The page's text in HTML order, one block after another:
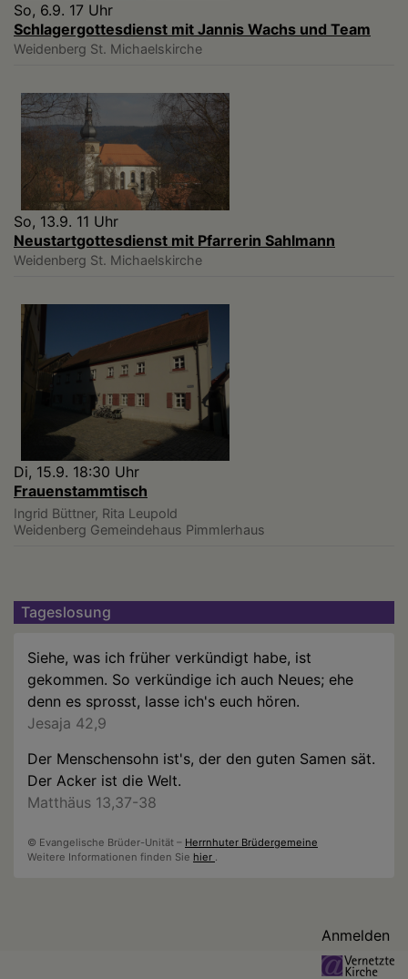
So, 6.9. 17 Uhr
Schlagergottesdienst mit Jannis Wachs und Team
Weidenberg St. Michaelskirche
So, 13.9. 11 Uhr
Neustartgottesdienst mit Pfarrerin Sahlmann
Weidenberg St. Michaelskirche
Di, 15.9. 18:30 Uhr
Frauenstammtisch
Ingrid Büttner, Rita Leupold
Weidenberg Gemeindehaus Pimmlerhaus
Tageslosung
Siehe, was ich früher verkündigt habe, ist
gekommen. So verkündige ich auch Neues; ehe
denn es sprosst, lasse ich's euch hören.
Jesaja 42,9
Der Menschensohn ist's, der den guten Samen sät.
Der Acker ist die Welt.
Matthäus 13,37-38
© Evangelische Brüder-Unität – Herrnhuter Brüdergemeine
Weitere Informationen finden Sie hier .
Anmelden